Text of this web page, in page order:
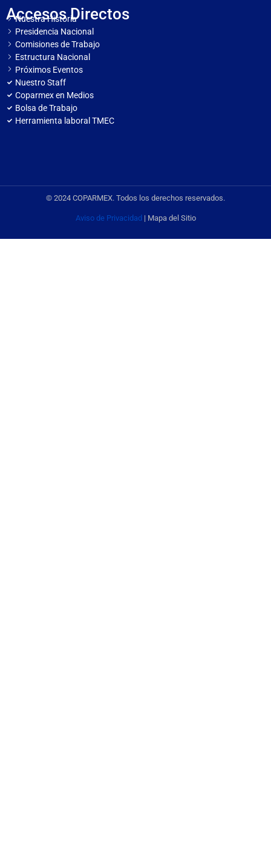
Accesos Directos
Nuestra Historia
Presidencia Nacional
Comisiones de Trabajo
Estructura Nacional
Próximos Eventos
Nuestro Staff
Coparmex en Medios
Bolsa de Trabajo
Herramienta laboral TMEC
© 2024 COPARMEX. Todos los derechos reservados.
Aviso de Privacidad | Mapa del Sitio